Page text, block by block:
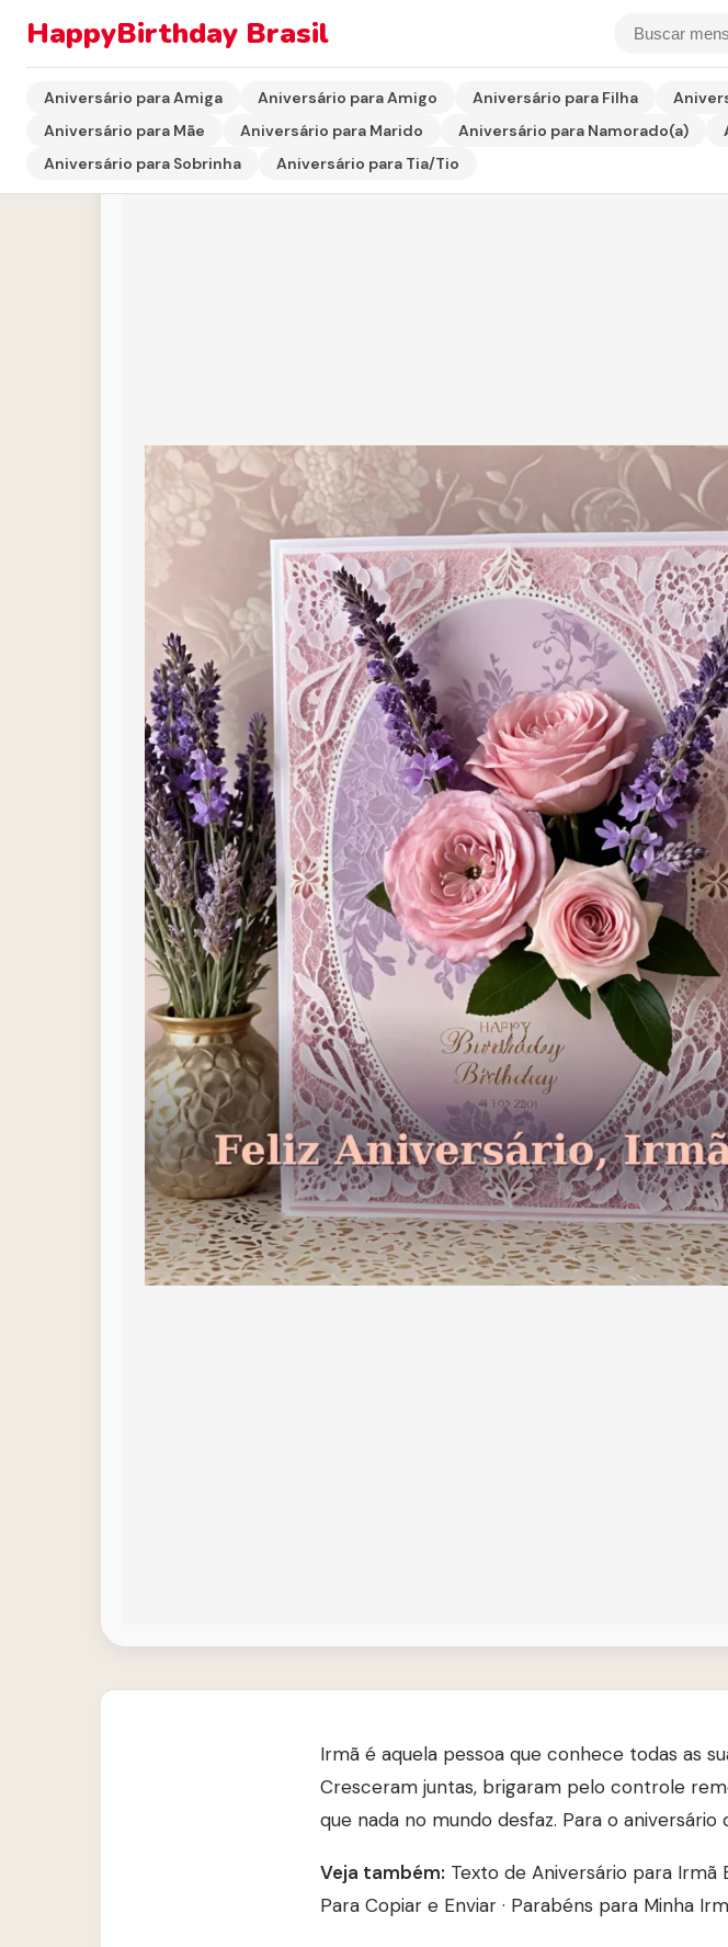
HappyBirthday Brasil
Aniversário para Amiga Aniversário para Amigo Aniversário para Filha
Aniversário para Mãe
Aniversário para Marido Aniversário para Namorado(a)
Aniversário para Sobrinha
Aniversário para Tia/Tio
Irmã é aquela pessoa que conhece todas as
Cresceram juntas, brigaram pelo controle
que nada no mundo desfaz. Para o
Veja também: Texto de Aniversário para Irmã
Para Copiar e Enviar · Parabéns para Minha